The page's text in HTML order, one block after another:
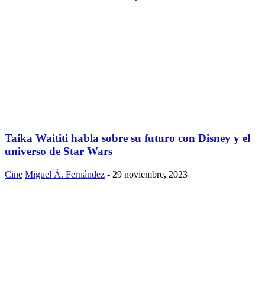
Taika Waititi habla sobre su futuro con Disney y el
universo de Star Wars
Cine Miguel Á. Fernández - 29 noviembre, 2023